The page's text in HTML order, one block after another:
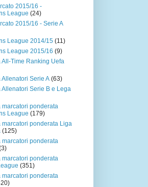
2015/16 -
League (24)
2015/16 - Serie A
League 2014/15 (11)
League 2015/16 (9)
All-Time Ranking Uefa
Allenatori Serie A (63)
Allenatori Serie B e Lega
marcatori ponderata
League (179)
marcatori ponderata Liga
(125)
marcatori ponderata
marcatori ponderata
(351)
marcatori ponderata